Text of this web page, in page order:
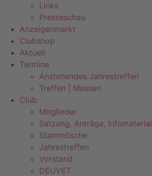
Links
Presseschau
Anzeigenmarkt
Clubshop
Aktuell
Termine
Anstehendes Jahrestreffen
Treffen | Messen
Club
Mitglieder
Satzung, Anträge, Infomaterial
Stammtische
Jahrestreffen
Vorstand
DEUVET